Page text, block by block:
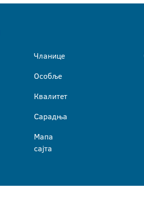
Чланице
Особље
Квалитет
Сарадња
Мапа
сајта